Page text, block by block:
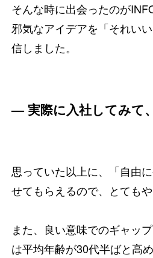
そんな時に出会ったのが
邪気なアイデアを「それい
信しました。
— 実際に入社してみて
思っていた以上に、「自由
せてもらえるので、とてもや
また、良い意味でのギャッ
は平均年齢が30代半ばと高